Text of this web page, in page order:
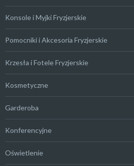
Konsole i Myjki Fryzjerskie
Pomocniki i Akcesoria Fryzjerskie
Krzesła i Fotele Fryzjerskie
Kosmetyczne
Garderoba
Konferencyjne
Oświetlenie